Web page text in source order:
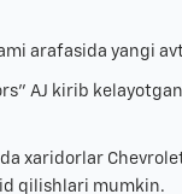
arafasida yangi
AJ kirib
xaridorlar
qilishlari mumkin.